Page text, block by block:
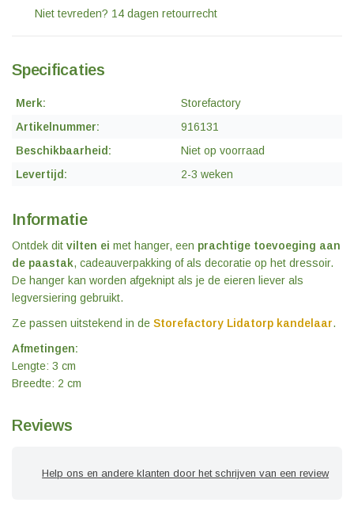
Niet tevreden? 14 dagen retourrecht
Specificaties
Merk:
Storefactory
Artikelnummer:
916131
Beschikbaarheid:
Niet op voorraad
Levertijd:
2-3 weken
Informatie
Ontdek dit vilten ei met hanger, een prachtige toevoeging aan
de paastak, cadeauverpakking of als decoratie op het dressoir.
De hanger kan worden afgeknipt als je de eieren liever als
legversiering gebruikt.
Ze passen uitstekend in de Storefactory Lidatorp kandelaar.
Afmetingen:
Lengte: 3 cm
Breedte: 2 cm
Reviews
Help ons en andere klanten door het schrijven van een review